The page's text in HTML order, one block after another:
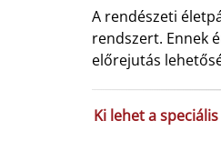
A rendészeti
rendszert. Ennek
előrejutás
Ki lehet a